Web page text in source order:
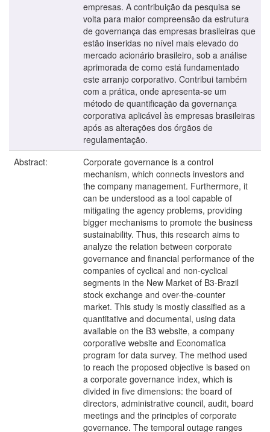
empresas. A contribuição da pesquisa se
volta para maior compreensão da estrutura
de governança das empresas brasileiras que
estão inseridas no nível mais elevado do
mercado acionário brasileiro, sob a análise
aprimorada de como está fundamentado
este arranjo corporativo. Contribui também
com a prática, onde apresenta-se um
método de quantificação da governança
corporativa aplicável às empresas brasileiras
após as alterações dos órgãos de
regulamentação.
Abstract:
Corporate governance is a control
mechanism, which connects investors and
the company management. Furthermore, it
can be understood as a tool capable of
mitigating the agency problems, providing
bigger mechanisms to promote the business
sustainability. Thus, this research aims to
analyze the relation between corporate
governance and financial performance of the
companies of cyclical and non-cyclical
segments in the New Market of B3-Brazil
stock exchange and over-the-counter
market. This study is mostly classified as a
quantitative and documental, using data
available on the B3 website, a company
corporative website and Economatica
program for data survey. The method used
to reach the proposed objective is based on
a corporate governance index, which is
divided in five dimensions: the board of
directors, administrative council, audit, board
meetings and the principles of corporate
governance. The temporal outage ranges